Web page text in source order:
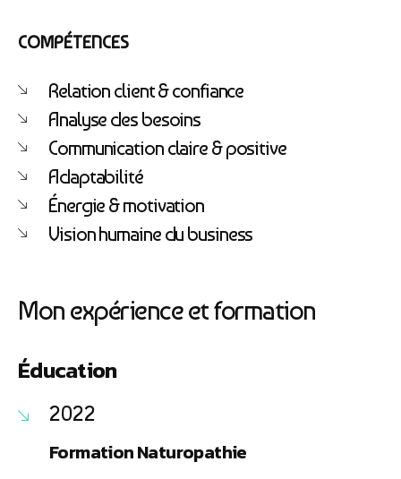
COMPÉTENCES
Relation client & confiance
Analyse des besoins
Communication claire & positive
Adaptabilité
Énergie & motivation
Vision humaine du business
Mon expérience et formation
Éducation
2022
Formation Naturopathie
Je vous oriente vers la meilleure solution pour votre
dessous :